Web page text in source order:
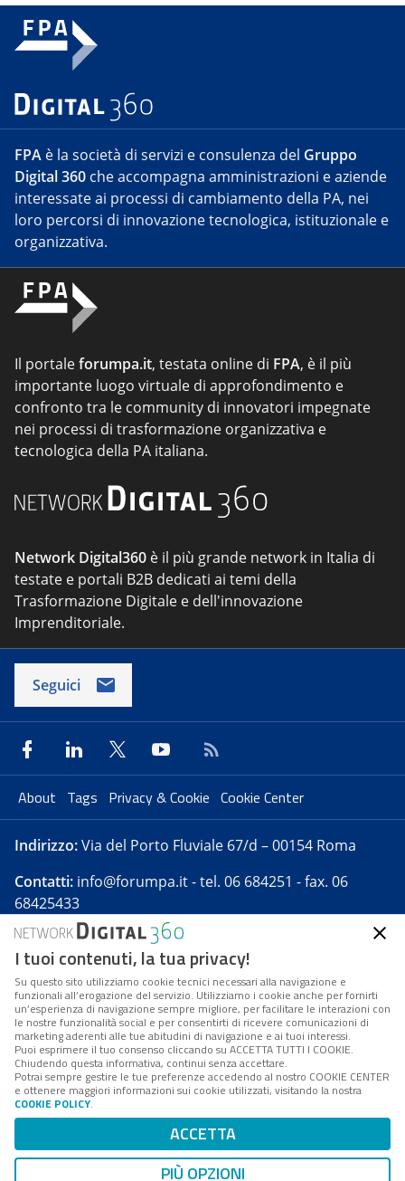
FPA è la società di servizi e consulenza del Gruppo
Digital 360 che accompagna amministrazioni e aziende
interessate ai processi di cambiamento della PA, nei
loro percorsi di innovazione tecnologica, istituzionale e
organizzativa.
Il portaleforumpa.it, testata online di FPA, è il più
importante luogo virtuale di approfondimento e
confronto tra le community di innovatori impegnate
nei processi di trasformazione organizzativa e
tecnologica della PA italiana.
Network Digital360 è il più grande network in Italia di
testate e portali B2B dedicati ai temi della
Trasformazione Digitale e dell'innovazione
Imprenditoriale.
Seguici
About Tags Privacy & Cookie Cookie Center
Indirizzo:Via del Porto Fluviale 67/d – 00154 Roma
Contatti: info@forumpa.it- tel. 06 684251 - fax. 06
68425433
Forumpa.itè una pubblicazione telematica iscritta
presso Registro della stampa del Tribunale di Roma -
Reg. n. 182 del 2 maggio 2008 - Direttore resp. Michela
Stentella
FPA s.r.l. è società soggetta a Direzione e
Coordinamento da parte di Digital360 S.p.A. - FPA s.r.l.
è un'azienda certificata per il sistema di management
Codice Fiscale/Partita IVA n. 10693191008 - R.E.A. Roma
n. 1249791. ISP AWS
Mappa del sito
I tuoi contenuti, la tua privacy!
Su questo sito utilizziamo cookie tecnici necessari alla navigazione e
funzionali all’erogazione del servizio. Utilizziamo i cookie anche per fornirti
un’esperienza di navigazione sempre migliore, per facilitare le interazioni con
le nostre funzionalità social e per consentirti di ricevere comunicazioni di
marketing aderenti alle tue abitudini di navigazione e ai tuoi interessi.
Puoi esprimere il tuo consenso cliccando su ACCETTA TUTTI I COOKIE.
Chiudendo questa informativa, continui senza accettare.
Potrai sempre gestire le tue preferenze accedendo al nostro COOKIE CENTER
e ottenere maggiori informazioni sui cookie utilizzati, visitando la nostra
COOKIE POLICY.
ACCETTA
PIÙ OPZIONI